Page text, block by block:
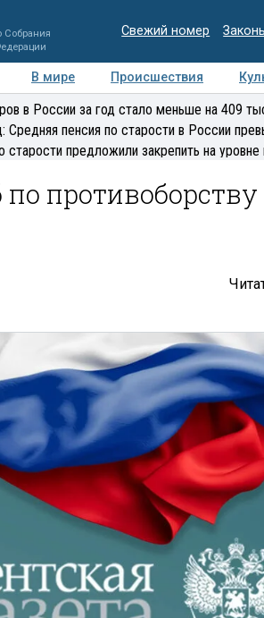
Собрания
Свежий номер
В мире Происшествия
Медиацентр Интервью
в России за год стало меньше на 409
Средняя пенсия по старости в России
старости предложили закрепить на